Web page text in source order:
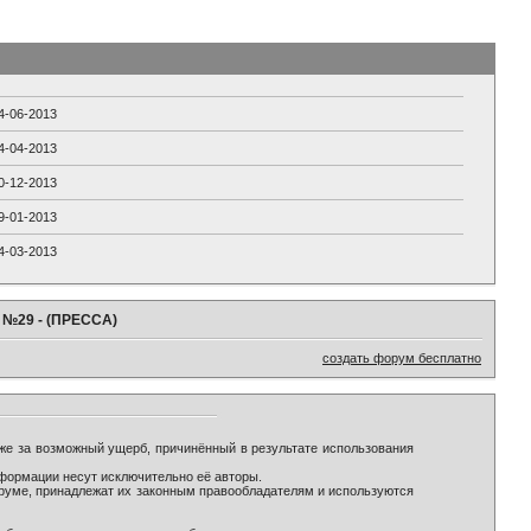
06-2013
04-2013
12-2013
01-2013
03-2013
№29 - (ПРЕССА)
создать форум бесплатно
за возможный ущерб, причинённый в результате использования
несут исключительно её авторы.
принадлежат их законным правообладателям и используются